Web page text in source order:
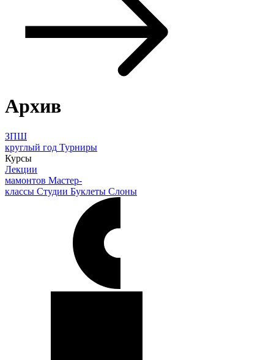
Архив
ЗПШ
круглый год Турниры
Курсы
Лекции
мамонтов Мастер-
классы Студии Буклеты Слоны